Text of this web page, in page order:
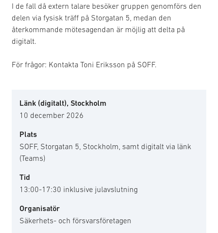
I de fall då extern talare besöker gruppen genomförs den
delen via fysisk träff på Storgatan 5, medan den
återkommande mötesagendan är möjlig att delta på
digitalt.
För frågor: Kontakta Toni Eriksson på SOFF.
Länk (digitalt), Stockholm
10 december 2026
Plats
SOFF, Storgatan 5, Stockholm, samt digitalt via länk
(Teams)
Tid
13:00-17:30 inklusive julavslutning
Organisatör
Säkerhets- och försvarsföretagen